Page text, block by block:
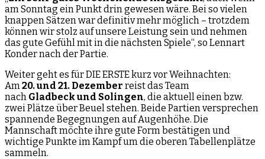
am Sonntag ein Punkt drin gewesen wäre. Bei so vielen
knappen Sätzen war definitiv mehr möglich – trotzdem
können wir stolz auf unsere Leistung sein und nehmen
das gute Gefühl mit in die nächsten Spiele“, so Lennart
Konder nach der Partie.
Weiter geht es für DIE ERSTE kurz vor Weihnachten:
Am 20. und 21. Dezember reist das Team
nach Gladbeck und Solingen, die aktuell einen bzw.
zwei Plätze über Beuel stehen. Beide Partien versprechen
spannende Begegnungen auf Augenhöhe. Die
Mannschaft möchte ihre gute Form bestätigen und
wichtige Punkte im Kampf um die oberen Tabellenplätze
sammeln.